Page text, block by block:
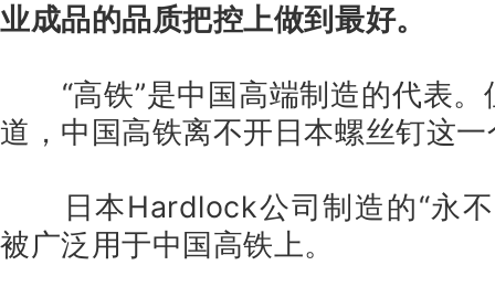
业成品的品质把控上做到最好。
“高铁”是中国高端制造的代表
道，中国高铁离不开日本螺丝钉这
日本Hardlock公司制造的“永
被广泛用于中国高铁上。